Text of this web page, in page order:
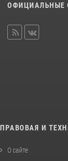
ОФИЦИАЛЬНЫЕ
ПРАВОВАЯ И
О сайте